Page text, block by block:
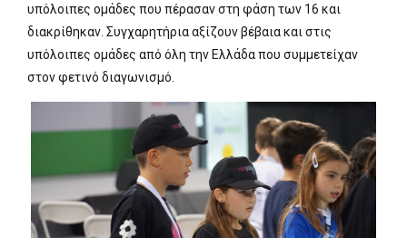
υπόλοιπες ομάδες που πέρασαν στη φάση των 16 και
διακρίθηκαν. Συγχαρητήρια αξίζουν βέβαια και στις
υπόλοιπες ομάδες από όλη την Ελλάδα που συμμετείχαν
στον φετινό διαγωνισμό.